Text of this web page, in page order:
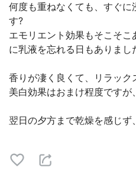
何度も重ねなくても、すぐに
す?
エモリエント効果もそこそこ
に乳液を忘れる日もありまし
香りが凄く良くて、リラック
美白効果はおまけ程度ですが
翌日の夕方まで乾燥を感じず